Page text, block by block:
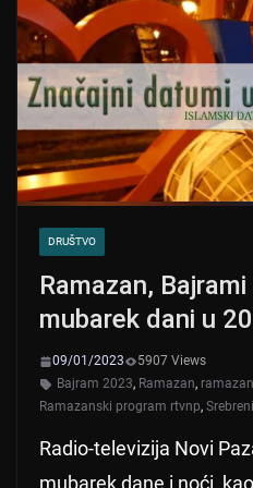
DRUŠTVO
Ramazan,
mubarek dani u
09/01/2023
5907 Views
Bajram 2023, Ramazan,
Ramazanski program rtvnp,
Radio-televizija Novi